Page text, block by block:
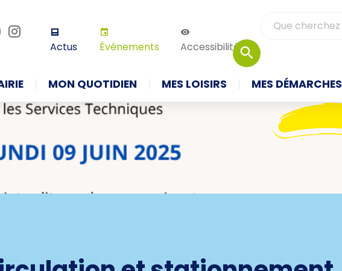
Actus Événements Accessibilité
MON QUOTIDIEN MES LOISIRS MES DÉMARCHES